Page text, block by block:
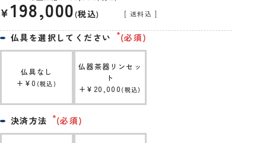
¥ 198,000 税込 送料込
仏具を選択してください (必須)
仏具なし
+ ¥0 税込
仏器茶器リンセッ
ト
+ ¥ 20,000 税込
決済方法 (必須)